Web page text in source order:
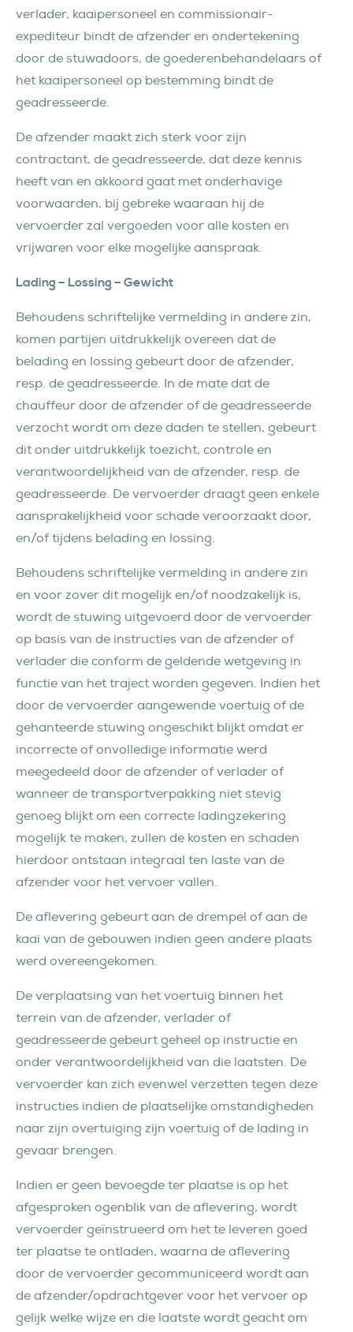
verlader, kaaipersoneel en commissionair-
expediteur bindt de afzender en ondertekening
door de stuwadoors, de goederenbehandelaars of
het kaaipersoneel op bestemming bindt de
geadresseerde.
De afzender maakt zich sterk voor zijn
contractant, de geadresseerde, dat deze kennis
heeft van en akkoord gaat met onderhavige
voorwaarden, bij gebreke waaraan hij de
vervoerder zal vergoeden voor alle kosten en
vrijwaren voor elke mogelijke aanspraak.
Lading – Lossing – Gewicht
Behoudens schriftelijke vermelding in andere zin,
komen partijen uitdrukkelijk overeen dat de
belading en lossing gebeurt door de afzender,
resp. de geadresseerde. In de mate dat de
chauffeur door de afzender of de geadresseerde
verzocht wordt om deze daden te stellen, gebeurt
dit onder uitdrukkelijk toezicht, controle en
verantwoordelijkheid van de afzender, resp. de
geadresseerde. De vervoerder draagt geen enkele
aansprakelijkheid voor schade veroorzaakt door,
en/of tijdens belading en lossing.
Behoudens schriftelijke vermelding in andere zin
en voor zover dit mogelijk en/of noodzakelijk is,
wordt de stuwing uitgevoerd door de vervoerder
op basis van de instructies van de afzender of
verlader die conform de geldende wetgeving in
functie van het traject worden gegeven. Indien het
door de vervoerder aangewende voertuig of de
gehanteerde stuwing ongeschikt blijkt omdat er
incorrecte of onvolledige informatie werd
meegedeeld door de afzender of verlader of
wanneer de transportverpakking niet stevig
genoeg blijkt om een correcte ladingzekering
mogelijk te maken, zullen de kosten en schaden
hierdoor ontstaan integraal ten laste van de
afzender voor het vervoer vallen.
De aflevering gebeurt aan de drempel of aan de
kaai van de gebouwen indien geen andere plaats
werd overeengekomen.
De verplaatsing van het voertuig binnen het
terrein van de afzender, verlader of
geadresseerde gebeurt geheel op instructie en
onder verantwoordelijkheid van die laatsten. De
vervoerder kan zich evenwel verzetten tegen deze
instructies indien de plaatselijke omstandigheden
naar zijn overtuiging zijn voertuig of de lading in
gevaar brengen.
Indien er geen bevoegde ter plaatse is op het
afgesproken ogenblik van de aflevering, wordt
vervoerder geïnstrueerd om het te leveren goed
ter plaatse te ontladen, waarna de aflevering
door de vervoerder gecommuniceerd wordt aan
de afzender/opdrachtgever voor het vervoer op
gelijk welke wijze en die laatste wordt geacht om